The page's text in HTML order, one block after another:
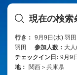
現在の検索
行き： 9月9日(水) 羽
羽田
参加人数： 大
チェックイン日: 9月9
地：
関西＞兵庫県